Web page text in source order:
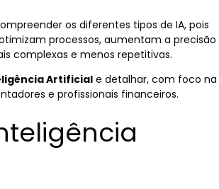
os diferentes tipos de IA, pois
processos, aumentam a precisão
complexas e menos repetitivas.
Artificial e detalhar, com foco na
e profissionais financeiros.